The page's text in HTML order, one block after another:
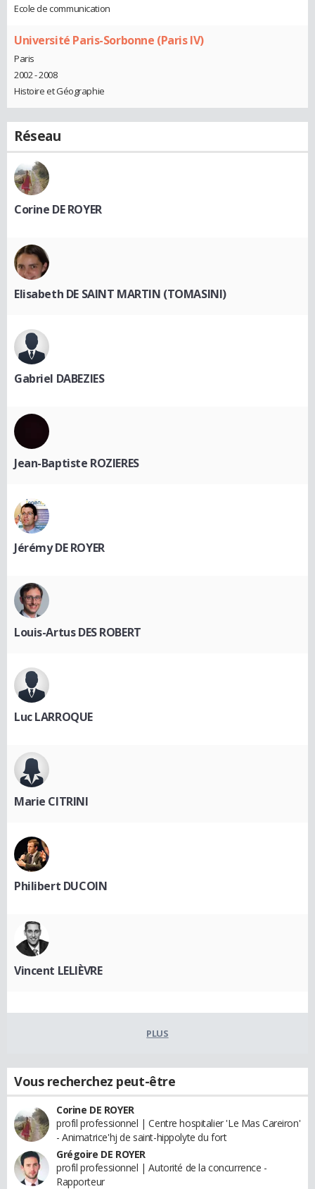
Ecole de communication
Université Paris-Sorbonne (Paris IV)
Paris
2002 - 2008
Histoire et Géographie
Réseau
Corine DE ROYER
Elisabeth DE SAINT MARTIN (TOMASINI)
Gabriel DABEZIES
Jean-Baptiste ROZIERES
Jérémy DE ROYER
Louis-Artus DES ROBERT
Luc LARROQUE
Marie CITRINI
Philibert DUCOIN
Vincent LELIÈVRE
PLUS
Vous recherchez peut-être
Corine DE ROYER
profil professionnel | Centre hospitalier 'Le Mas Careiron'
- Animatrice'hj de saint-hippolyte du fort
Grégoire DE ROYER
profil professionnel | Autorité de la concurrence -
Rapporteur